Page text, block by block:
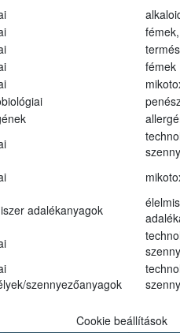
fémek
adalékanyagok
szennyezőanyagok
Cookie beállítások